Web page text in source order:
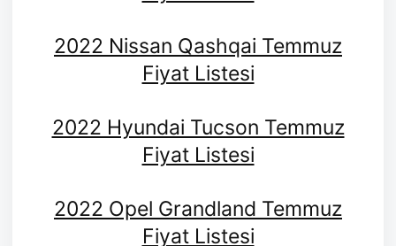
2022 Nissan Qashqai Temmuz
Fiyat Listesi
2022 Hyundai Tucson Temmuz
Fiyat Listesi
2022 Opel Grandland Temmuz
Fiyat Listesi